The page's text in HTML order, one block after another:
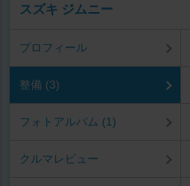
スズキ ジムニー
プロフィール
整備 (3)
フォトアルバム (1)
クルマレビュー